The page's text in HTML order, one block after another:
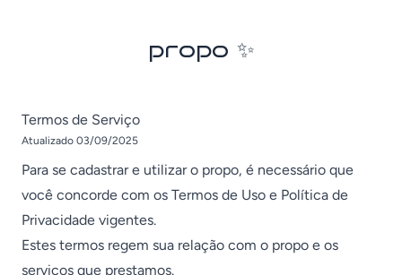
propo ✨︎
Termos de Serviço
Atualizado 03/09/2025
Para se cadastrar e utilizar o propo, é necessário que
você concorde com os Termos de Uso e Política de
Privacidade vigentes.
Estes termos regem sua relação com o propo e os
serviços que prestamos.